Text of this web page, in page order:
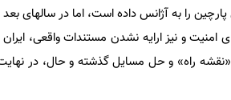
و نیز ارایه نشدن مستندات واقعی، ایران
راه» و حل مسایل گذشته و حال، در